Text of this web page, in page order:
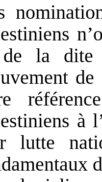
la dite
à
lutte